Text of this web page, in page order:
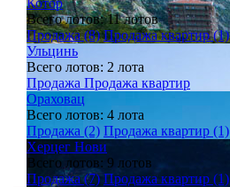
Всего лотов: 11 лотов
Продажа (8) Продажа квартир (1)
Ульцинь
Всего лотов: 2 лота
Продажа Продажа квартир
Ораховац
Всего лотов: 4 лота
Продажа (2) Продажа квартир (1)
Херцег Нови
Всего лотов: 9 лотов
Продажа (7) Продажа квартир (1)